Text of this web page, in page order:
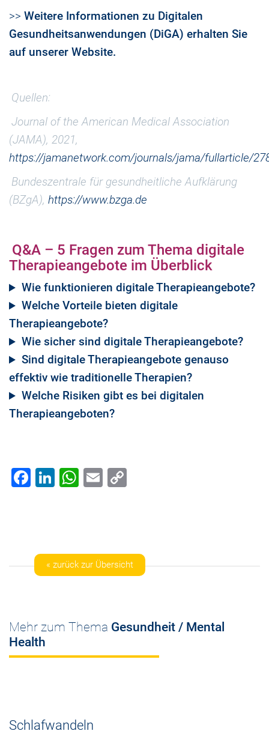
>> Weitere Informationen zu Digitalen
Gesundheitsanwendungen (DiGA) erhalten Sie
auf unserer Website.
Quellen:
Journal of the American Medical Association
(JAMA), 2021,
https://jamanetwork.com/journals/jama/fullarticle/
Bundeszentrale für gesundheitliche Aufklärung
(BZgA), https://www.bzga.de
Q&A – 5 Fragen zum Thema digitale
Therapieangebote im Überblick
Wie funktionieren digitale Therapieangebote?
Welche Vorteile bieten digitale
Therapieangebote?
Wie sicher sind digitale Therapieangebote?
Sind digitale Therapieangebote genauso
effektiv wie traditionelle Therapien?
Welche Risiken gibt es bei digitalen
Therapieangeboten?
Facebook
LinkedIn
WhatsApp
Email
« zurück zur Übersicht
Mehr zum Thema Gesundheit / Mental
Health
Schlafwandeln